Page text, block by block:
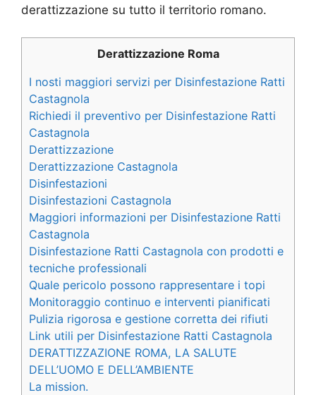
derattizzazione su tutto il territorio romano.
Derattizzazione Roma
I nosti maggiori servizi per Disinfestazione Ratti
Castagnola
Richiedi il preventivo per Disinfestazione Ratti
Castagnola
Derattizzazione
Derattizzazione Castagnola
Disinfestazioni
Disinfestazioni Castagnola
Maggiori informazioni per Disinfestazione Ratti
Castagnola
Disinfestazione Ratti Castagnola con prodotti e
tecniche professionali
Quale pericolo possono rappresentare i topi
Monitoraggio continuo e interventi pianificati
Pulizia rigorosa e gestione corretta dei rifiuti
Link utili per Disinfestazione Ratti Castagnola
DERATTIZZAZIONE ROMA, LA SALUTE
DELL’UOMO E DELL’AMBIENTE
La mission.